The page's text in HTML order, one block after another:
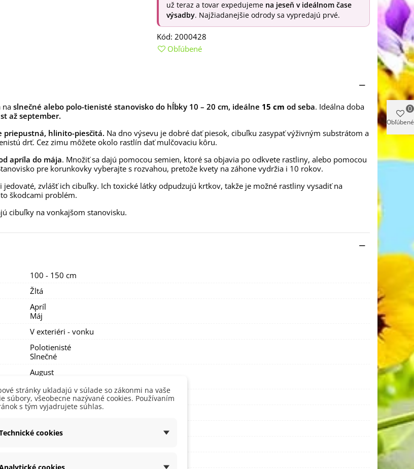
Blue -
už teraz a tovar expedujeme na jeseň v ideálnom čase
výsadby. Najžiadanejšie odrody sa vypredajú prvé.
Kód: 2000428
Obľúbené
na slnečné alebo polo-tienisté stanovisko do hĺbky 10 – 20 cm, ideálne 15 cm od seba. Ideálna doba
až september.
priepustná, hlinito-piesčitá. Na dno výsevu je dobré dať piesok, cibuľku zasypať výživným substrátom a
drť. Cez zimu môžete okolo rastlín dať mulčovaciu kôru.
apríla do mája. Množiť sa dajú pomocou semien, ktoré sa objavia po odkvete rastliny, alebo pomocou
pre korunkovky vyberajte s rozvahou, pretože kvety na záhone vydržia i 10 rokov.
jedovaté, zvlášť ich cibuľky. Ich toxické látky odpudzujú krtkov, takže je možné rastliny vysadiť na
škodcami problém.
cibuľky na vonkajšom stanovisku.
100 - 150 cm
Žltá
Apríl
Máj
V exteriéri - vonku
Polotienisté
Slnečné
August
SemenaOnline
Áno
Trvalky
Obľúbené
0
stránky ukladajú v súlade so zákonmi na vaše
súbory, všeobecne nazývané cookies. Používaním
s tým vyjadrujete súhlas.
cookies
cookies